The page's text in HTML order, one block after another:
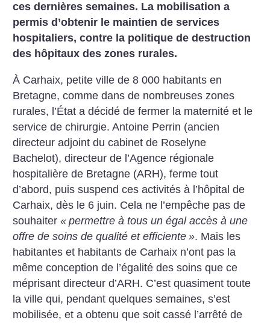
ces dernières semaines. La mobilisation a
permis d’obtenir le maintien de services
hospitaliers, contre la politique de destruction
des hôpitaux des zones rurales.
À Carhaix, petite ville de 8 000 habitants en
Bretagne, comme dans de nombreuses zones
rurales, l’État a décidé de fermer la maternité et le
service de chirurgie. Antoine Perrin (ancien
directeur adjoint du cabinet de Roselyne
Bachelot), directeur de l’Agence régionale
hospitalière de Bretagne (ARH), ferme tout
d’abord, puis suspend ces activités à l’hôpital de
Carhaix, dès le 6 juin. Cela ne l’empêche pas de
souhaiter« permettre à tous un égal accès à une
offre de soins de qualité et efficiente ». Mais les
habitantes et habitants de Carhaix n’ont pas la
même conception de l’égalité des soins que ce
méprisant directeur d’ARH. C’est quasiment toute
la ville qui, pendant quelques semaines, s’est
mobilisée, et a obtenu que soit cassé l’arrêté de